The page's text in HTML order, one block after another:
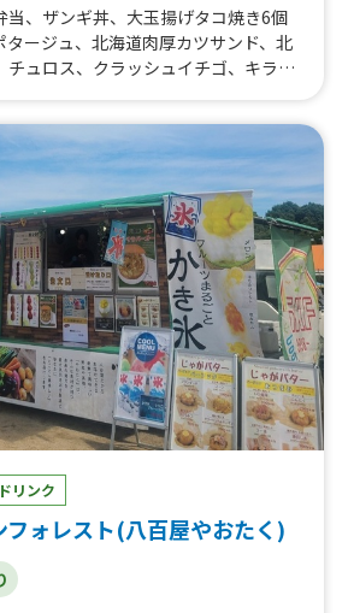
当、ザンギ丼、大玉揚げタコ焼き6個
タージュ、北海道肉厚カツサンド、北
チュロス、クラッシュイチゴ、キラキ
道チーズポテト、北海道地鶏丼、北海
丼、北海道ハラミ、レインボーかき
、夕張かき氷、唐揚げ2種類セット8
げ弁当、北海道プレミアムコーン小、
ーン、北海道チキンスープカレー、北
アイス、ハイボール、おにから弁当、
きザンギ ヒミツの醤油 4個入り
ドリンク
フォレスト(八百屋やおたく)